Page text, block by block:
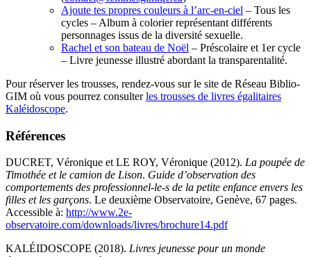
Ajoute tes propres couleurs à l’arc-en-ciel – Tous les
cycles – Album à colorier représentant différents
personnages issus de la diversité sexuelle.
Rachel et son bateau de Noël – Préscolaire et 1er cycle
– Livre jeunesse illustré abordant la transparentalité.
Pour réserver les trousses, rendez-vous sur le site de Réseau Biblio-
GIM où vous pourrez consulterles trousses de livres égalitaires
Kaléidoscope.
Références
DUCRET, Véronique et LE ROY, Véronique (2012). La poupée de
Timothée et le camion de Lison. Guide d’observation des
comportements des professionnel-le-s de la petite enfance envers les
filles et les garçons. Le deuxième Observatoire, Genève, 67 pages.
Accessible à: http://www.2e-
observatoire.com/downloads/livres/brochure14.pdf
KALÉIDOSCOPE (2018). Livres jeunesse pour un monde